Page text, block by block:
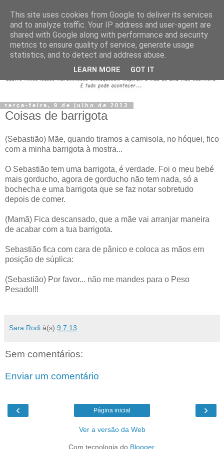
terça-feira, 9 de julho de 2013
Coisas de barrigota
(Sebastião) Mãe, quando tiramos a camisola, no hóquei, fico
com a minha barrigota à mostra...
O Sebastião tem uma barrigota, é verdade. Foi o meu bebé
mais gorducho, agora de gorducho não tem nada, só a
bochecha e uma barrigota que se faz notar sobretudo
depois de comer.
(Mamã) Fica descansado, que a mãe vai arranjar maneira
de acabar com a tua barrigota.
Sebastião fica com cara de pânico e coloca as mãos em
posição de súplica:
(Sebastião) Por favor... não me mandes para o Peso
Pesado!!!
Sara Rodi à(s) 9.7.13
Sem comentários:
Enviar um comentário
‹ ›
Página inicial
Ver a versão da Web
Com tecnologia do Blogger.
This site uses cookies from Google to deliver its services
and to analyze traffic. Your IP address and user-agent are
shared with Google along with performance and security
metrics to ensure quality of service, generate usage
statistics, and to detect and address abuse.
LEARN MORE GOT IT